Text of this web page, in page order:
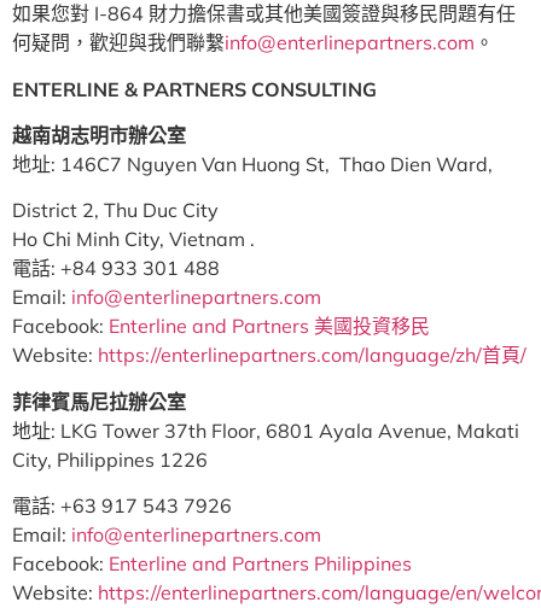
如果您對 I-864 財力擔保書或其他美國簽證與移民問題有任
何疑問，歡迎與我們聯繫info@enterlinepartners.com 。
ENTERLINE & PARTNERS CONSULTING
越南胡志明市辦公室
地址: 146C7 Nguyen Van Huong St, Thao Dien Ward,
District 2, Thu Duc City
Ho Chi Minh City, Vietnam .
電話: +84 933 301 488
Email: info@enterlinepartners.com
Facebook: Enterline and Partners 美國投資移民
Website: https://enterlinepartners.com/language/zh/首頁/
菲律賓馬尼拉辦公室
地址: LKG Tower 37th Floor, 6801 Ayala Avenue, Makati
City, Philippines 1226
電話: +63 917 543 7926
Email: info@enterlinepartners.com
Facebook: Enterline and Partners Philippines
Website: https://enterlinepartners.com/language/en/